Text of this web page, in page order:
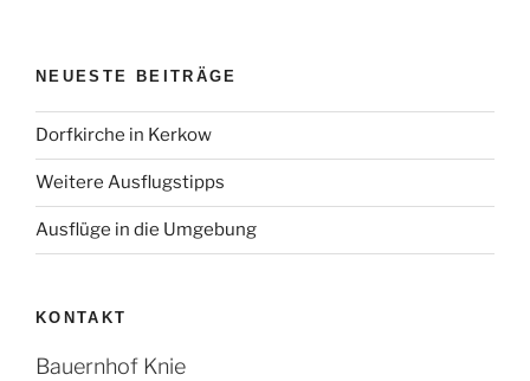
NEUESTE BEITRÄGE
Dorfkirche in Kerkow
Weitere Ausflugstipps
Ausflüge in die Umgebung
KONTAKT
Bauernhof Knie